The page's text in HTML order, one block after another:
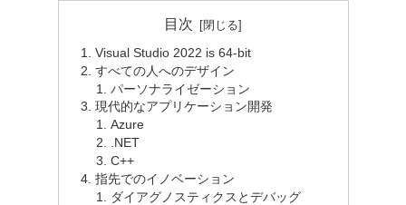
目次
Visual Studio 2022 is 64-bit
すべての人へのデザイン
パーソナライゼーション
現代的なアプリケーション開発
Azure
.NET
C++
指先でのイノベーション
ダイアグノスティクスとデバッグ